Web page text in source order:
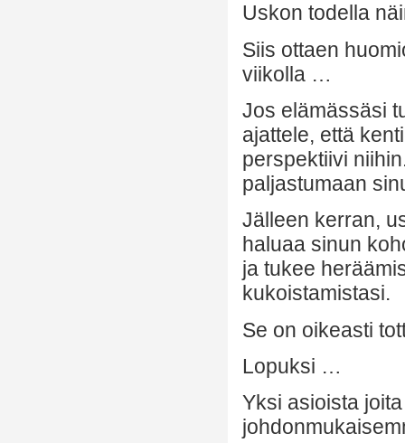
Uskon todella
Siis ottaen
viikolla …
Jos elämässäsi
ajattele, että
perspektiivi
paljastumaan
Jälleen kerran,
haluaa sinun
ja tukee
kukoistamistasi.
Se on oikeasti
Lopuksi …
Yksi asioista